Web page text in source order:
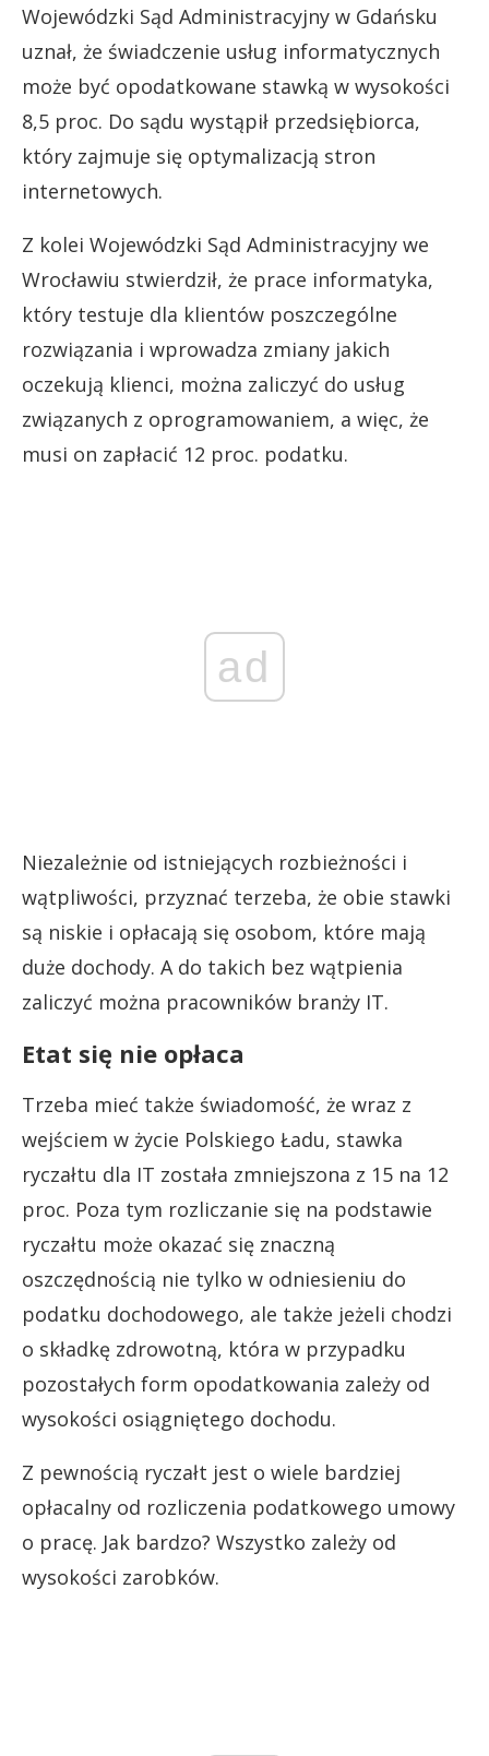
Wojewódzki Sąd Administracyjny w Gdańsku
uznał, że świadczenie usług informatycznych
może być opodatkowane stawką w wysokości
8,5 proc. Do sądu wystąpił przedsiębiorca,
który zajmuje się optymalizacją stron
internetowych.
Z kolei Wojewódzki Sąd Administracyjny we
Wrocławiu stwierdził, że prace informatyka,
który testuje dla klientów poszczególne
rozwiązania i wprowadza zmiany jakich
oczekują klienci, można zaliczyć do usług
związanych z oprogramowaniem, a więc, że
musi on zapłacić 12 proc. podatku.
ad
Niezależnie od istniejących rozbieżności i
wątpliwości, przyznać terzeba, że obie stawki
są niskie i opłacają się osobom, które mają
duże dochody. A do takich bez wątpienia
zaliczyć można pracowników branży IT.
Etat się nie opłaca
Trzeba mieć także świadomość, że wraz z
wejściem w życie Polskiego Ładu, stawka
ryczałtu dla IT została zmniejszona z 15 na 12
proc. Poza tym rozliczanie się na podstawie
ryczałtu może okazać się znaczną
oszczędnością nie tylko w odniesieniu do
podatku dochodowego, ale także jeżeli chodzi
o składkę zdrowotną, która w przypadku
pozostałych form opodatkowania zależy od
wysokości osiągniętego dochodu.
Z pewnością ryczałt jest o wiele bardziej
opłacalny od rozliczenia podatkowego umowy
o pracę. Jak bardzo? Wszystko zależy od
wysokości zarobków.